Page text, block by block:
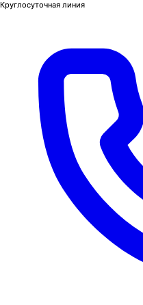
Круглосуточная линия